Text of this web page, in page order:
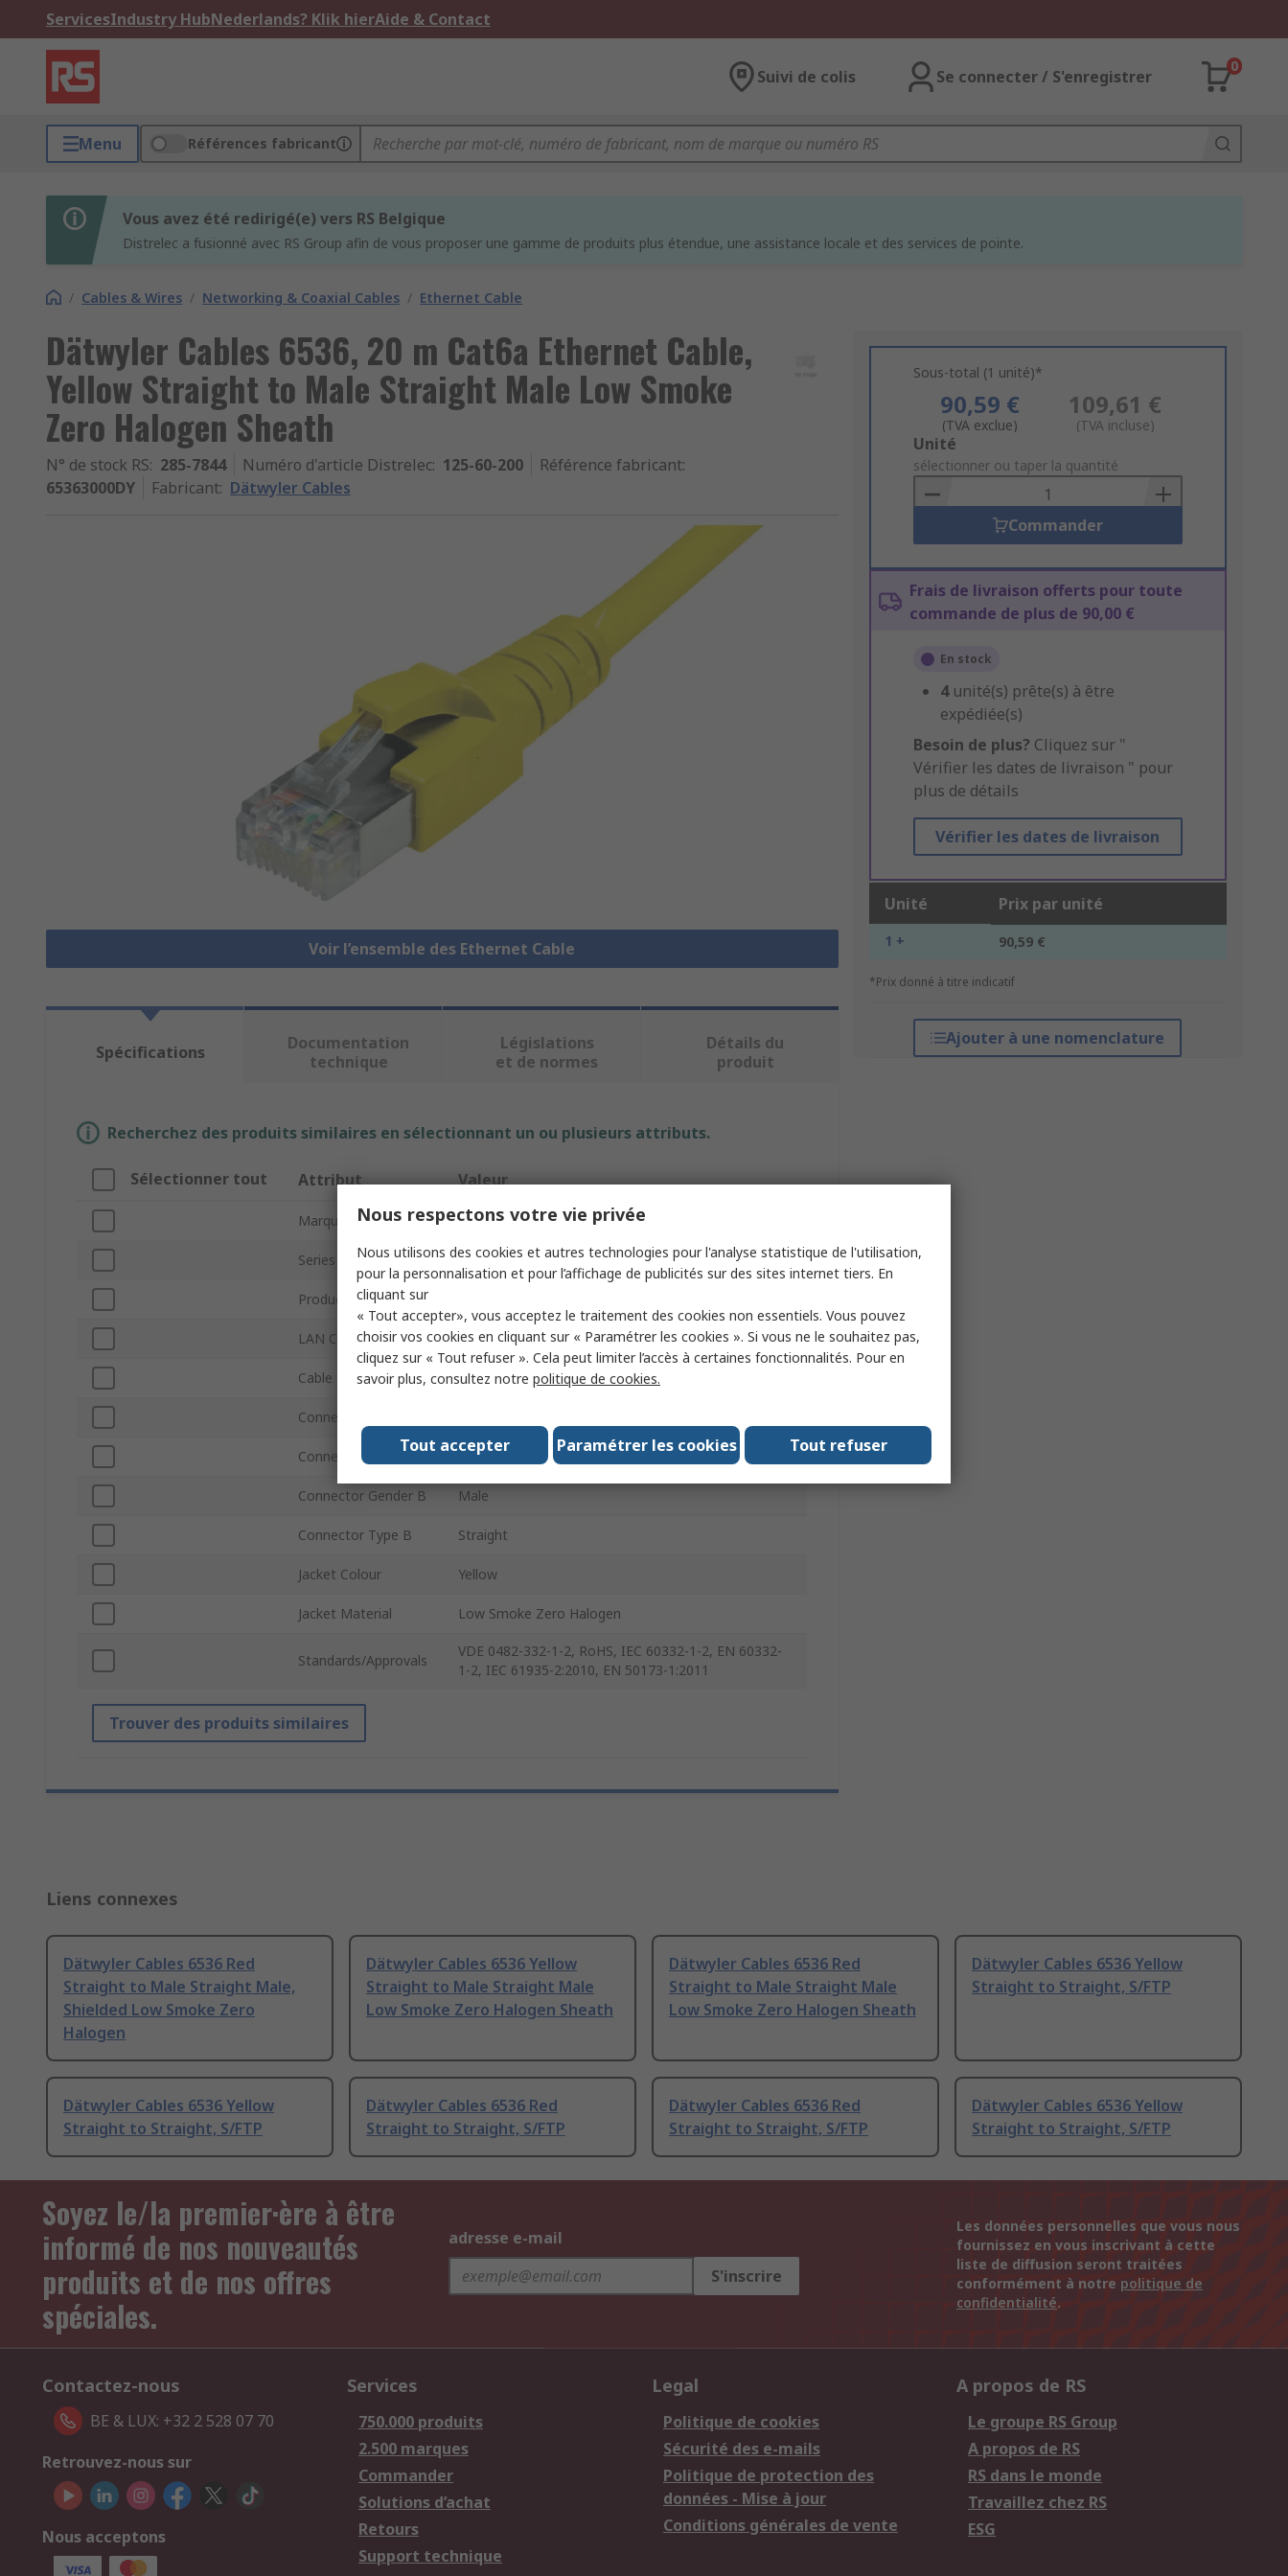
ServicesIndustry HubNederlands? Klik hierAide & Contact
Suivi de colis Se connecter / S'enregistrer
0
Menu Références fabricant
Vous avez été redirigé(e) vers RS Belgique
Distrelec a fusionné avec RS Group afin de vous proposer une gamme de produits plus étendue, une assistance locale et des services de pointe.
/ Cables & Wires / Networking & Coaxial Cables / Ethernet Cable
Dätwyler Cables 6536, 20 m Cat6a Ethernet Cable,
Yellow Straight to Male Straight Male Low Smoke
Zero Halogen Sheath
N° de stock RS: 285-7844 Numéro d'article Distrelec: 125-60-200 Référence fabricant:
65363000DY
Fabricant: Dätwyler Cables
Voir l’ensemble des Ethernet Cable
Sous-total (1 unité)*
90,59 €
(TVA exclue)
109,61 €
(TVA incluse)
Add
to
Basket
Unité
sélectionner ou taper la quantité
Commander
Frais de livraison offerts pour toute
commande de plus de 90,00 €
En stock
4 unité(s) prête(s) à être
expédiée(s)
Besoin de plus? Cliquez sur "
Vérifier les dates de livraison " pour
plus de détails
Vérifier les dates de livraison
Unité Prix par unité
1 + 90,59 €
*Prix donné à titre indicatif
Ajouter à une nomenclature
Spécifications
Documentation
technique
Législations
et de normes
Détails du
produit
Recherchez des produits similaires en sélectionnant un ou plusieurs attributs.
Sélectionner tout Attribut Valeur
Marque Dätwyler Cables
Series 6536
Product Type
LAN Category Cat6a
Cable Length 20m
Connector Gender A
Connector Type A Straight
Connector Gender B Male
Connector Type B Straight
Jacket Colour Yellow
Jacket Material Low Smoke Zero Halogen
Standards/Approvals
VDE 0482-332-1-2, RoHS, IEC 60332-1-2, EN 60332-
1-2, IEC 61935-2:2010, EN 50173-1:2011
Trouver des produits similaires
Liens connexes
Dätwyler Cables 6536 Red
Straight to Male Straight Male,
Shielded Low Smoke Zero
Halogen
Dätwyler Cables 6536 Yellow
Straight to Male Straight Male
Low Smoke Zero Halogen Sheath
Dätwyler Cables 6536 Red
Straight to Male Straight Male
Low Smoke Zero Halogen Sheath
Dätwyler Cables 6536 Yellow
Straight to Straight, S/FTP
Dätwyler Cables 6536 Yellow
Straight to Straight, S/FTP
Dätwyler Cables 6536 Red
Straight to Straight, S/FTP
Dätwyler Cables 6536 Red
Straight to Straight, S/FTP
Dätwyler Cables 6536 Yellow
Straight to Straight, S/FTP
Soyez le/la premier·ère à être
informé de nos nouveautés
produits et de nos offres
spéciales.
adresse e-mail
S'inscrire
Les données personnelles que vous nous
fournissez en vous inscrivant à cette
liste de diffusion seront traitées
conformément à notre politique de
confidentialité.
Contactez-nous
BE & LUX: +32 2 528 07 70
Retrouvez-nous sur
Nous acceptons
Services
750.000 produits
2.500 marques
Commander
Solutions d’achat
Retours
Support technique
Legal
Politique de cookies
Sécurité des e-mails
Politique de protection des
données - Mise à jour
Conditions générales de vente
A propos de RS
Le groupe RS Group
A propos de RS
RS dans le monde
Travaillez chez RS
ESG
Nous respectons votre vie privée
Nous utilisons des cookies et autres technologies pour l'analyse statistique de l'utilisation,
pour la personnalisation et pour l’affichage de publicités sur des sites internet tiers. En
cliquant sur
« Tout accepter», vous acceptez le traitement des cookies non essentiels. Vous pouvez
choisir vos cookies en cliquant sur « Paramétrer les cookies ». Si vous ne le souhaitez pas,
cliquez sur « Tout refuser ». Cela peut limiter l’accès à certaines fonctionnalités. Pour en
savoir plus, consultez notre politique de cookies.
Tout accepter Paramétrer les cookies Tout refuser